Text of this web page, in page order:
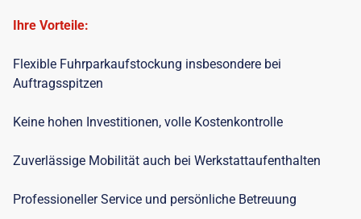
Ihre Vorteile:
Flexible Fuhrparkaufstockung insbesondere bei
Auftragsspitzen
Keine hohen Investitionen, volle Kostenkontrolle
Zuverlässige Mobilität auch bei Werkstattaufenthalten
Professioneller Service und persönliche Betreuung